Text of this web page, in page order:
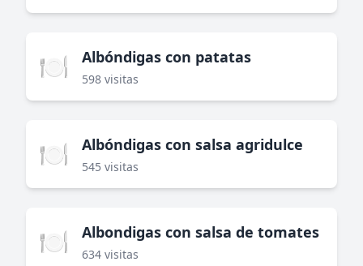
🍽️ Albóndigas con patatas
598 visitas
🍽️ Albóndigas con salsa agridulce
545 visitas
🍽️ Albondigas con salsa de tomates
634 visitas